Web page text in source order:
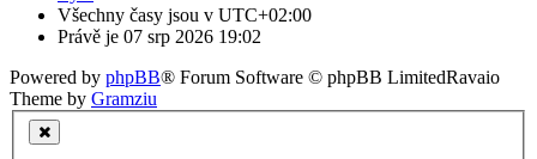
Všechny časy jsou v UTC+02:00
Právě je 07 srp 2026 19:02
Powered by phpBB® Forum Software © phpBB LimitedRavaio
Theme by Gramziu